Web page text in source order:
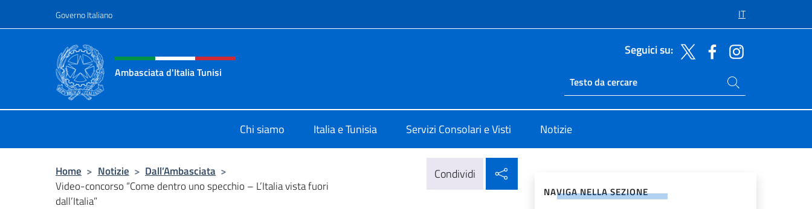
Governo Italiano IT
Intestazione sito, social e menù
Ambasciata d'Italia Tunisi
Seguici su:
Ricerca sito live
Cerca nel sito
Chi siamo Italia e Tunisia Servizi Consolari e Visti Notizie
Home > Notizie > Dall’Ambasciata >
Video-concorso “Come dentro uno specchio – L’Italia vista fuori
dall’Italia”
Condividi
NAVIGA NELLA SEZIONE